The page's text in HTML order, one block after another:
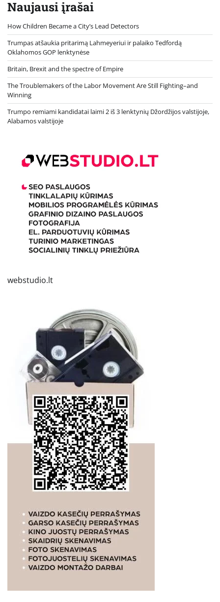
Naujausi įrašai
How Children Became a City’s Lead Detectors
Trumpas atšaukia pritarimą Lahmeyeriui ir palaiko Tedfordą
Oklahomos GOP lenktynėse
Britain, Brexit and the spectre of Empire
The Troublemakers of the Labor Movement Are Still Fighting–and
Winning
Trumpo remiami kandidatai laimi 2 iš 3 lenktynių Džordžijos valstijoje,
Alabamos valstijoje
webstudio.lt